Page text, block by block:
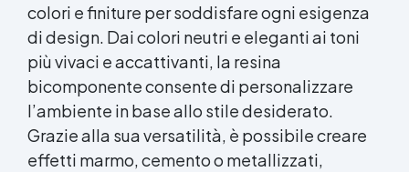
colori e finiture per soddisfare ogni esigenza
di design. Dai colori neutri e eleganti ai toni
più vivaci e accattivanti, la resina
bicomponenteconsente di personalizzare
l’ambiente in base allo stile desiderato.
Grazie alla sua versatilità, è possibile creare
effetti marmo, cemento o metallizzati,